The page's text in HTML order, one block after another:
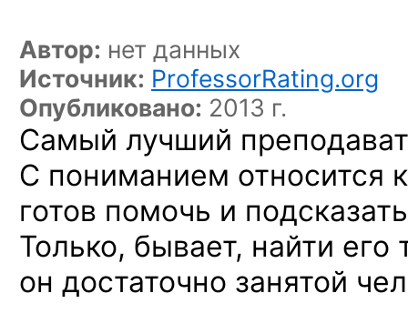
Автор: нет данных
Источник: ProfessorRating.org
Опубликовано: 2013 г.
Самый лучший
С пониманием относится
готов помочь и
Только, бывает, найти
он достаточно занятой